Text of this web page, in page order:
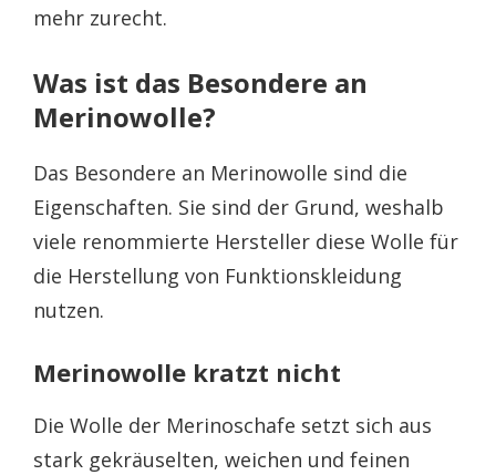
mehr zurecht.
Was ist das Besondere an
Merinowolle?
Das Besondere an Merinowolle sind die
Eigenschaften. Sie sind der Grund, weshalb
viele renommierte Hersteller diese Wolle für
die Herstellung von Funktionskleidung
nutzen.
Merinowolle kratzt nicht
Die Wolle der Merinoschafe setzt sich aus
stark gekräuselten, weichen und feinen